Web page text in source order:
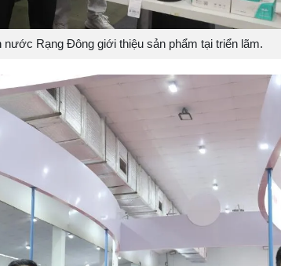
nước Rạng Đông giới thiệu sản phẩm tại triển lãm.